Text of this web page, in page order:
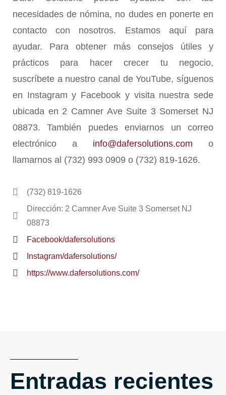
necesidades de nómina, no dudes en ponerte en
contacto con nosotros. Estamos aquí para
ayudar. Para obtener más consejos útiles y
prácticos para hacer crecer tu negocio,
suscríbete a nuestro canal de YouTube, síguenos
en Instagram y Facebook y visita nuestra sede
ubicada en 2 Camner Ave Suite 3 Somerset NJ
08873. También puedes enviarnos un correo
electrónico a info@dafersolutions.com o
llamarnos al (732) 993 0909 o (732) 819-1626.
(732) 819-1626
Dirección: 2 Camner Ave Suite 3 Somerset NJ
08873
Facebook/dafersolutions
Instagram/dafersolutions/
https://www.dafersolutions.com/
Entradas recientes